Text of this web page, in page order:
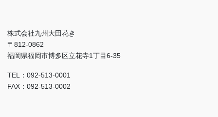
株式会社九州大田花き
〒812-0862
福岡県福岡市博多区立花寺1丁目6-35
TEL：092-513-0001
FAX：092-513-0002